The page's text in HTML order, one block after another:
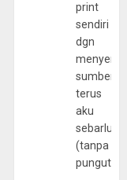
print
sendiri
dgn
sumber
terus
aku
(tanpa